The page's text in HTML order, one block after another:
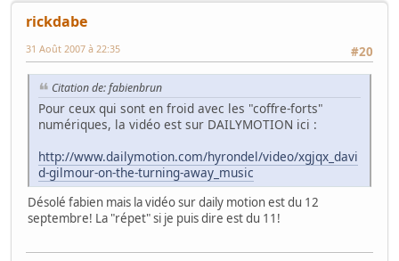
rickdabe
#20
31 Août 2007 à 22:35
Citation de: fabienbrun
Pour ceux qui sont en froid avec les "coffre-forts"
numériques, la vidéo est sur DAILYMOTION ici :
http://www.dailymotion.com/hyrondel/video/xgjqx_davi
d-gilmour-on-the-turning-away_music
Désolé fabien mais la vidéo sur daily motion est du 12
septembre! La "répet" si je puis dire est du 11!